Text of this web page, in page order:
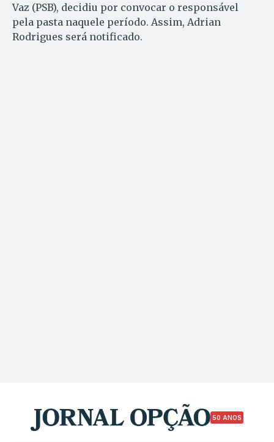
Vaz (PSB), decidiu por convocar o responsável
pela pasta naquele período. Assim, Adrian
Rodrigues será notificado.
50 ANOS